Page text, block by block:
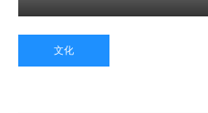
文化